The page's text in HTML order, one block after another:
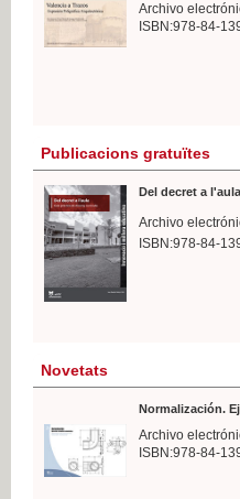
Archivo
ISBN:978-84-
Publicacions gratuïtes
Del decret a
Archivo
ISBN:978-84-
Novetats
Normalización.
Archivo
ISBN:978-84-